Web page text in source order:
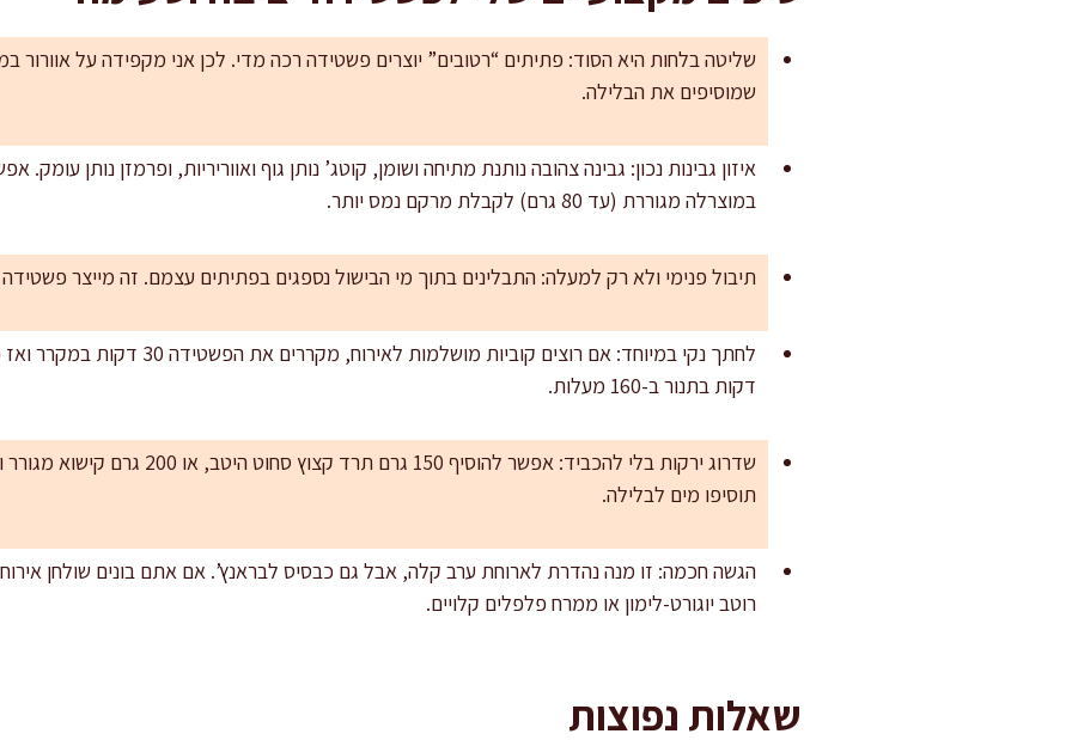
שליטה בלחות היא הסוד: פתיתים “רטובים” יוצרים פשטידה רכה מדי. לכן אני מקפידה על אוורור
שמוסיפים את הבלילה.
איזון גבינות נכון: גבינה צהובה נותנת מתיחה ושומן, קוטג’ נותן גוף ואווריריות, ופרמזן נותן
במוצרלה מגוררת (עד 80 גרם) לקבלת מרקם נמס יותר.
תיבול פנימי ולא רק למעלה: התבלינים בתוך מי הבישול נספגים בפתיתים עצמם. זה מייצר
דקות בתנור ב-160 מעלות.
שדרוג ירקות בלי להכביד: אפשר להוסיף 150
תוסיפו מים לבלילה.
הגשה חכמה: זו מנה נהדרת לארוחת ערב קלה, אבל גם כבסיס לבראנץ’. אם אתם בונים שולחן
רוטב יוגורט-לימון או ממרח פלפלים קלויים.
שאלות נפוצות